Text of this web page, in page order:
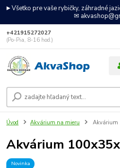
►Všetko pre vaše rybičky, záhradné
✉
+421915272027
(Po-Pia, 8-16 hod.)
Úvod Akvárium na mieru Akvárium
Akvárium
Novinka